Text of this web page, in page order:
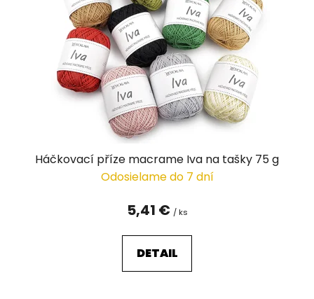
Háčkovací příze macrame Iva na tašky 75 g
Odosielame do 7 dní
5,41 € / ks
DETAIL